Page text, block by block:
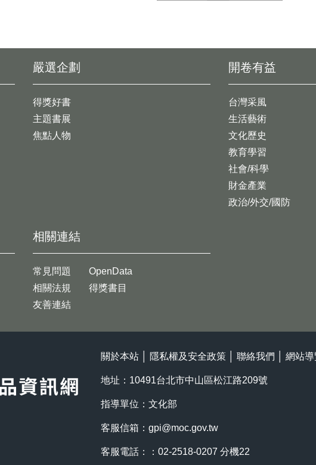
開卷有益
台灣采風
生活藝術
文化歷史
教育學習
社會/科學
財金產業
政治/外交/國防
嚴選企劃
得獎好書
主題書展
焦點人物
相關連結
常見問題
相關法規
友善連結
OpenData
得獎書目
關於本站 隱私權及安全政策 聯絡我們 網站導
地址：10491台北市中山區松江路209號
指導單位：文化部
客服信箱： gpi@moc.gov.tw
客服電話：：02-2518-0207 分機22